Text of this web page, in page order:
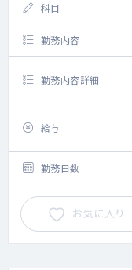
科目
勤務内容
勤務内容詳細
給与
勤務日数
お気に入り